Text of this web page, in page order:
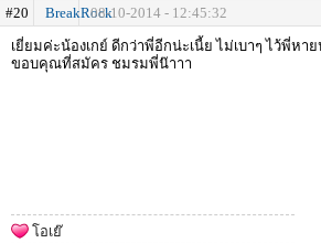
#20 BreakRock08-10-2014 - 12:45:32
เยี่ยมค่ะน้องเกย์ ดีกว่าพี่อีกน่ะเนี้ย ไม่เบาๆ ไว้พี่หา
ขอบคุณที่สมัคร ชมรมพี่น๊าาา
โอเย๊